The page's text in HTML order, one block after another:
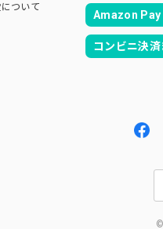
ついて
Amazon Pay
コンビニ決